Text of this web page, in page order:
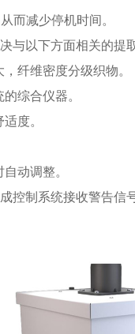
而减少停机时间。
以下方面相关的提
纤维密度分级织物。
综合仪器。
度。
动调整。
控制系统接收警告信号